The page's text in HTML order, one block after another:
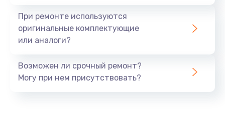
При ремонте используются
оригинальные комплектующие
или аналоги?
Возможен ли срочный ремонт?
Могу при нем присутствовать?